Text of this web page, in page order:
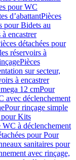
pour WC
d’abattantPièces
pour Bidets au
encastrer
détachées pour
réservoirs à
Pièces
sur secteur,
à encastrer
12 cmPour
avec déclenchement
Pour rinçage simple
pour Kits
WC à déclenchement
pour Pour
sanitaires pour
avec rinçage,